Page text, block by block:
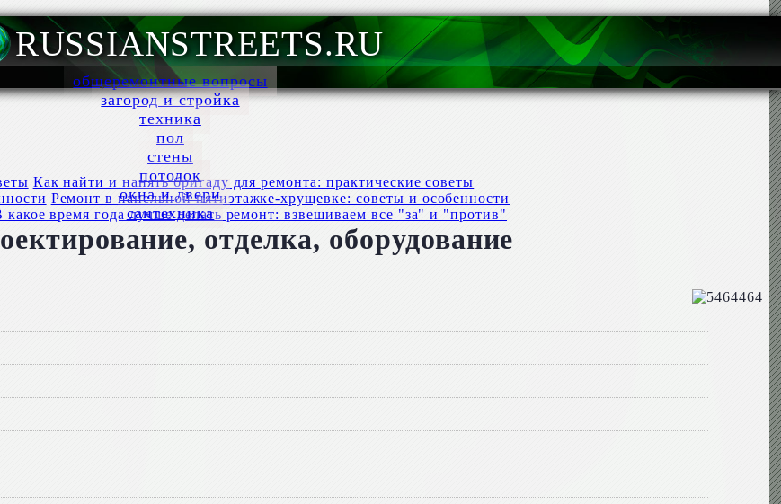
RUSSIANSTREETS.RU
общеремонтные вопросы
загород и стройка
техника
пол
стены
потолок
окна и двери
сантехника
Как найти и нанять бригаду для ремонта: практические советы
Ремонт в панельной пятиэтажке-хрущевке: советы и особенности
какое время года лучше делать ремонт: взвешиваем все "за" и "против"
отделка, оборудование